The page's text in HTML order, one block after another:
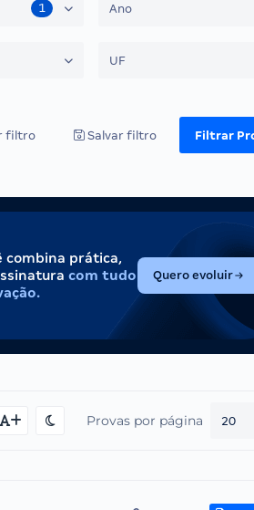
1 Ano
UF
filtro Salvar filtro Filtrar
combina prática,
com tudo
Quero evoluir
Provas por página 20